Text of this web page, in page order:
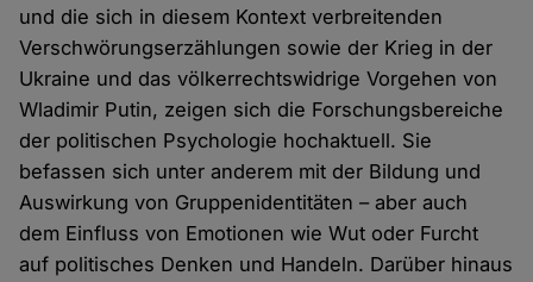
und die sich in diesem Kontext verbreitenden
Verschwörungserzählungen sowie der Krieg in der
Ukraine und das völkerrechtswidrige Vorgehen von
Wladimir Putin, zeigen sich die Forschungsbereiche
der politischen Psychologie hochaktuell. Sie
befassen sich unter anderem mit der Bildung und
Auswirkung von Gruppenidentitäten – aber auch
dem Einfluss von Emotionen wie Wut oder Furcht
auf politisches Denken und Handeln. Darüber hinaus